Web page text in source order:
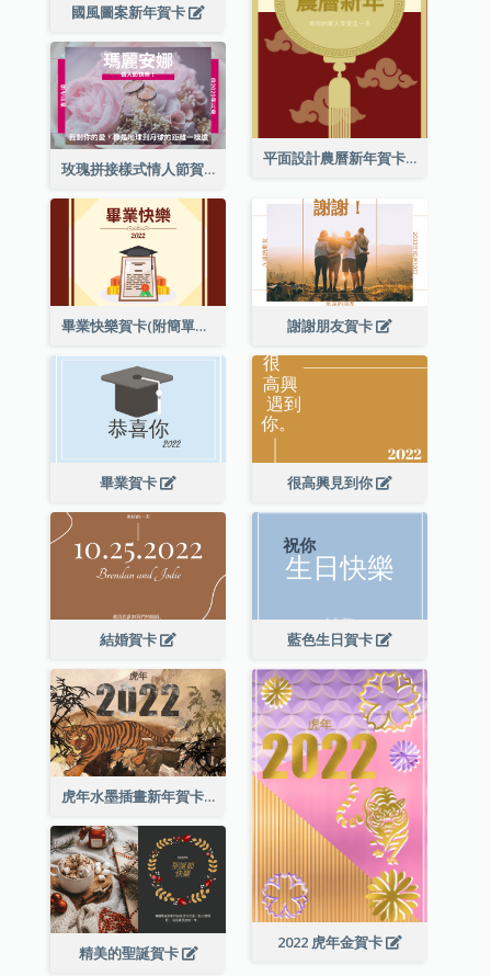
國風圖案新年賀卡
平面設計農曆新年賀卡與裝飾
玫瑰拼接樣式情人節賀卡
畢業快樂賀卡(附簡單配圖) 謝謝朋友賀卡
畢業賀卡 很高興見到你
結婚賀卡 藍色生日賀卡
虎年水墨插畫新年賀卡
2022 虎年金賀卡
精美的聖誕賀卡